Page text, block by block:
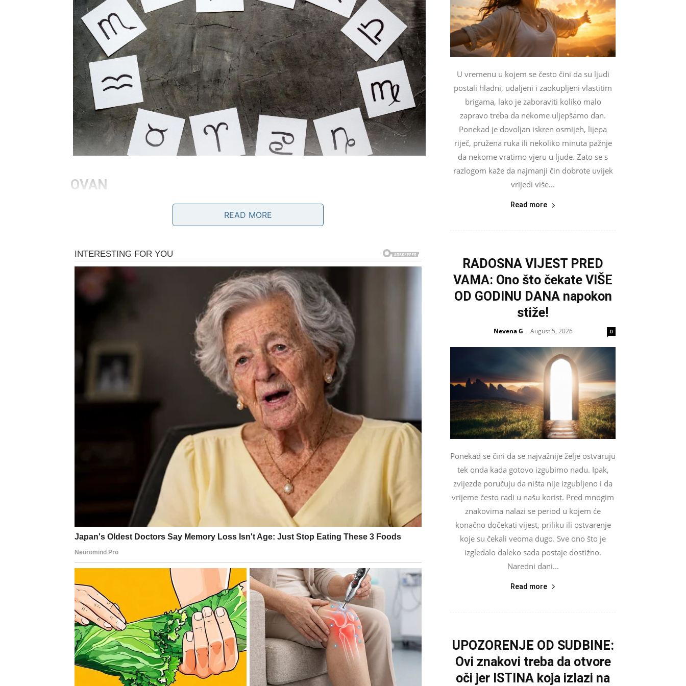
OVAN
Ovnovima dolazi neočekivana poruka od osobe koju dugo nisu čuli.
Prošlost ponovo ulazi u vaš život
Bikovi ulaze u emotivan period tokom kojeg će mnogo razmišljati o bivšoj ljubavi.
Jedna osoba sada želi ispraviti greške koje su vas udaljile.
Ljubav dobija novu priliku
Pred vama su veoma nježni i posebni trenuci.
Zvijezde vam donose neočekivan kontakt koji budi stare emocije.
Osoba iz prošlosti sada konačno govori ono što je dugo skrivala.
Ništa više neće biti isto
Pred vama su veoma emotivni trenuci.
RAK
Rakovi su među najvećim ljubavnim miljenicima ovog perioda.
Bivša ljubav sada shvata koliko ste joj značili i želi novu šansu sa vama.
Srce ponovo bira istu osobu
READ MORE
U vremenu u kojem se često čini da su ljudi
postali hladni, udaljeni i zaokupljeni vlastitim
brigama, lako je zaboraviti koliko malo
zapravo treba da nekome uljepšamo dan.
Ponekad je dovoljan iskren osmijeh, lijepa
riječ, pružena ruka ili nekoliko minuta pažnje
da nekome vratimo vjeru u ljude. Zato se s
razlogom kaže da najmanji čin dobrote uvijek
vrijedi više...
Read more
RADOSNA VIJEST PRED
VAMA: Ono što čekate VIŠE
OD GODINU DANA napokon
stiže!
Nevena G - August 5, 2026 0
Ponekad se čini da se najvažnije želje ostvaruju
tek onda kada gotovo izgubimo nadu. Ipak,
zvijezde poručuju da ništa nije izgubljeno i da
vrijeme često radi u našu korist. Pred mnogim
znakovima nalazi se period u kojem će
konačno dočekati vijest, priliku ili ostvarenje
koje su čekali veoma dugo. Sve ono što je
izgledalo daleko sada postaje dostižno.
Naredni dani...
Read more
UPOZORENJE OD SUDBINE:
Ovi znakovi treba da otvore
oči jer ISTINA koja izlazi na